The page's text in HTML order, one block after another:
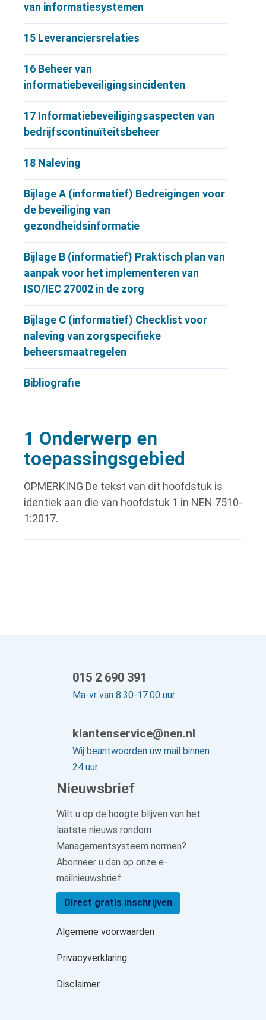
van informatiesystemen
15 Leveranciersrelaties
16 Beheer van
informatiebeveiligingsincidenten
17 Informatiebeveiligingsaspecten van
bedrijfscontinuïteitsbeheer
18 Naleving
Bijlage A (informatief) Bedreigingen voor
de beveiliging van
gezondheidsinformatie
Bijlage B (informatief) Praktisch plan van
aanpak voor het implementeren van
ISO/IEC 27002 in de zorg
Bijlage C (informatief) Checklist voor
naleving van zorgspecifieke
beheersmaatregelen
Bibliografie
1 Onderwerp en
toepassingsgebied
OPMERKING De tekst van dit hoofdstuk is
identiek aan die van hoofdstuk 1 in NEN 7510-
1:2017.
015 2 690 391
Ma-vr van 8.30-17.00 uur
klantenservice@nen.nl
Wij beantwoorden uw mail binnen
24 uur
Nieuwsbrief
Wilt u op de hoogte blijven van het
laatste nieuws rondom
Managementsysteem normen?
Abonneer u dan op onze e-
mailnieuwsbrief.
Direct gratis inschrijven
Algemene voorwaarden
Privacyverklaring
Disclaimer